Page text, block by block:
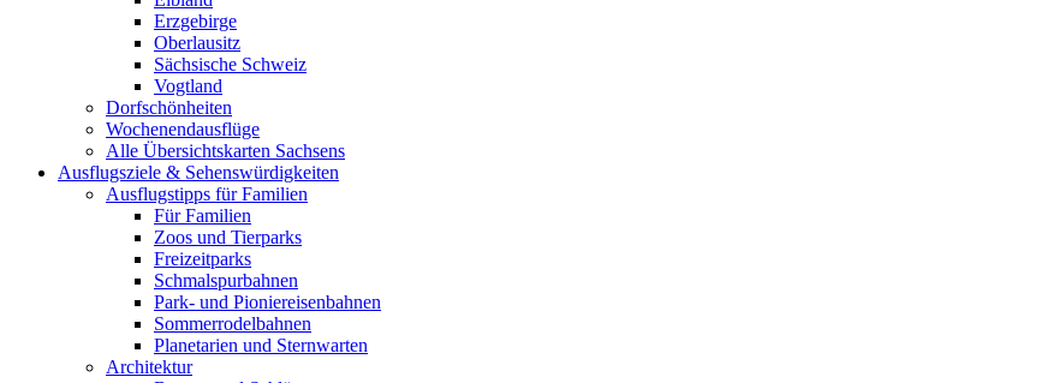
Erzgebirge
Oberlausitz
Sächsische Schweiz
Vogtland
Dorfschönheiten
Wochenendausflüge
Alle Übersichtskarten Sachsens
Ausflugsziele & Sehenswürdigkeiten
Ausflugstipps für Familien
Für Familien
Zoos und Tierparks
Freizeitparks
Schmalspurbahnen
Park- und Pioniereisenbahnen
Sommerrodelbahnen
Planetarien und Sternwarten
Architektur